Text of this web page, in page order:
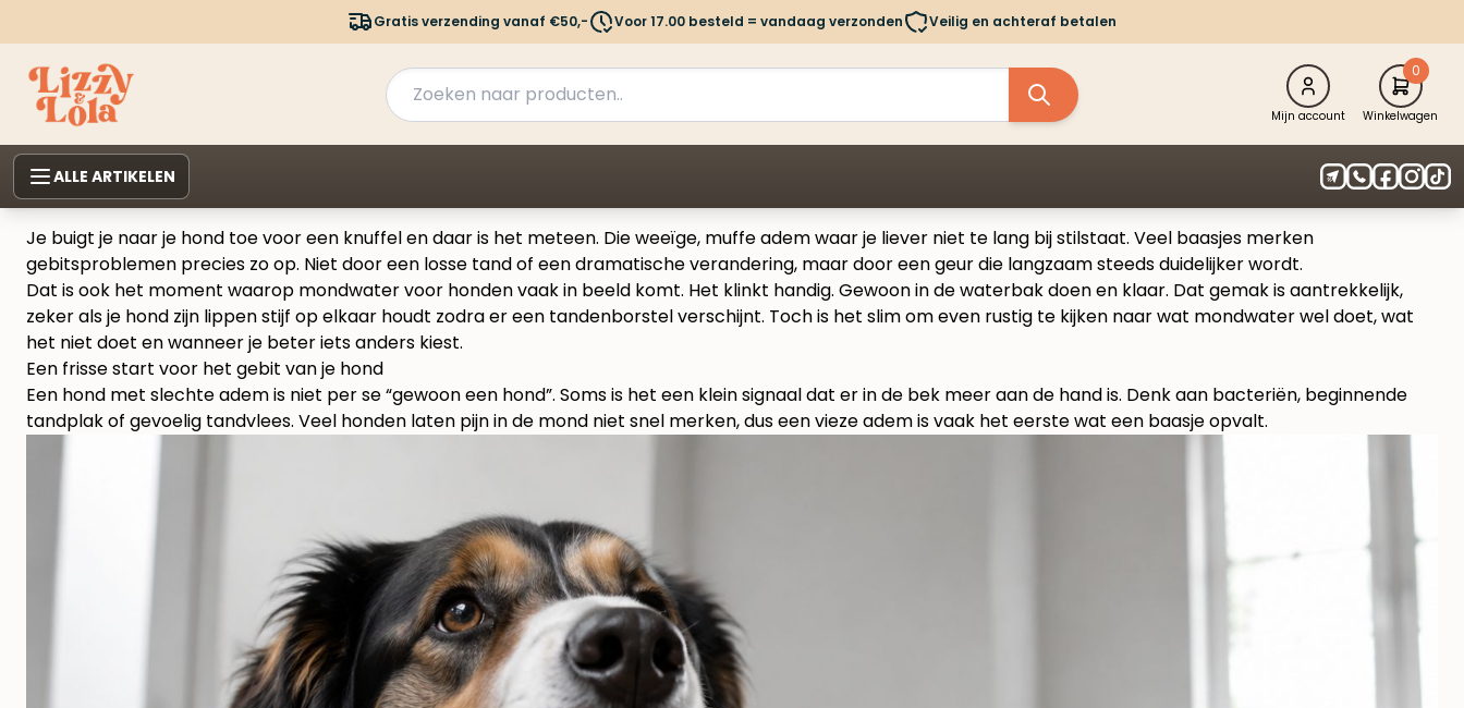
Gratis verzending vanaf €50,- Voor 17.00 besteld = vandaag verzonden Veilig en achteraf betalen
Mijn account
0
Winkelwagen
ALLE ARTIKELEN
Je buigt je naar je hond toe voor een knuffel en daar is het meteen. Die weeïge, muffe adem waar je liever niet te lang bij stilstaat. Veel baasjes merken
gebitsproblemen precies zo op. Niet door een losse tand of een dramatische verandering, maar door een geur die langzaam steeds duidelijker wordt.
Dat is ook het moment waarop mondwater voor honden vaak in beeld komt. Het klinkt handig. Gewoon in de waterbak doen en klaar. Dat gemak is aantrekkelijk,
zeker als je hond zijn lippen stijf op elkaar houdt zodra er een tandenborstel verschijnt. Toch is het slim om even rustig te kijken naar wat mondwater wel doet, wat
het niet doet en wanneer je beter iets anders kiest.
Een frisse start voor het gebit van je hond
Een hond met slechte adem is niet per se “gewoon een hond”. Soms is het een klein signaal dat er in de bek meer aan de hand is. Denk aan bacteriën, beginnende
tandplak of gevoelig tandvlees. Veel honden laten pijn in de mond niet snel merken, dus een vieze adem is vaak het eerste wat een baasje opvalt.